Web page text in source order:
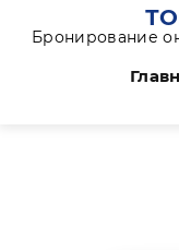
Бронирование